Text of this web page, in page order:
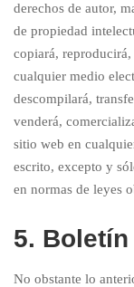
derechos de autor,
de propiedad
copiará,
cualquier medio
descompilará,
venderá,
sitio web en
escrito, excepto y
en normas de leyes
5.
No obstante lo